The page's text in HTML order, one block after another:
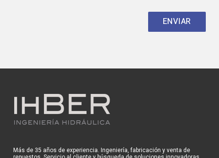
Más de 35 años de experiencia. Ingeniería, fabricación y venta de